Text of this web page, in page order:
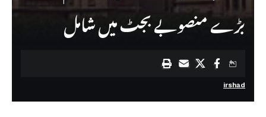
بڑے منصوبے بجٹ میں شامل
irshad